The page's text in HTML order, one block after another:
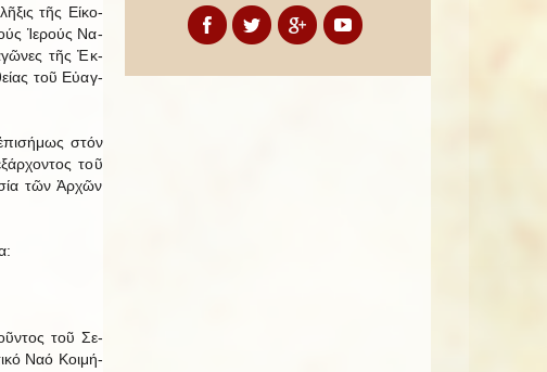
τῆς Εί­κο­
Ἱ­ε­ρούς Να­
τῆς Ἐκ­
τοῦ Εὐ­αγ­
στόν
τοῦ
τῶν Ἀρ­χῶν
τοῦ Σε­
Ναό Κοι­μή­